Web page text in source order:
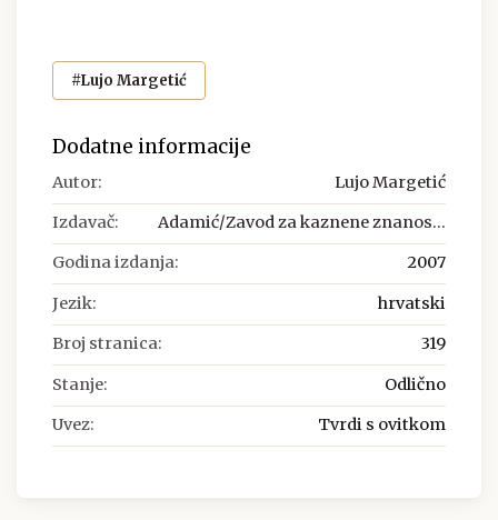
#Lujo Margetić
Dodatne informacije
Autor: Lujo Margetić
Izdavač: Adamić/Zavod za kaznene znanos...
Godina izdanja: 2007
Jezik: hrvatski
Broj stranica: 319
Stanje: Odlično
Uvez: Tvrdi s ovitkom